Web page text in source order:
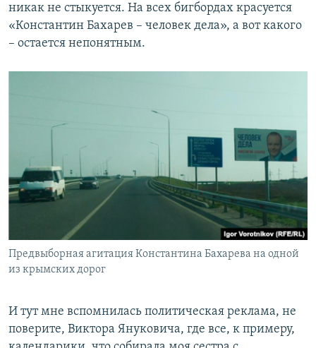
никак не стыкуется. На всех бигбордах красуется
«Константин Бахарев – человек дела», а вот какого
– остается непонятным.
Предвыборная агитация Константина Бахарева на одной
из крымских дорог
И тут мне вспомнилась политическая реклама, не
поверите, Виктора Януковича, где все, к примеру,